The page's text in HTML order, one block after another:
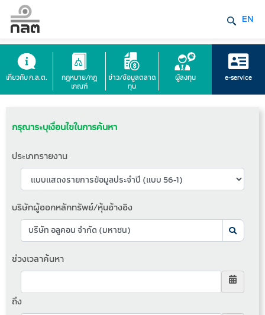
EN
เกี่ยวกับ ก.ล.ต.
กฎหมาย/กฎ
เกณฑ์
ข่าว/ข้อมูลตลาด
ทุน
ผู้ลงทุน e-service
กรุณาระบุเงื่อนไขในการค้นหา
ประเภทรายงาน
บริษัทผู้ออกหลักทรัพย์/หุ้นอ้างอิง
ช่วงเวลาค้นหา
ถึง